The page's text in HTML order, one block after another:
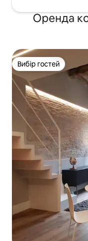
Оренда
Вибір гостей
Вибір гостей